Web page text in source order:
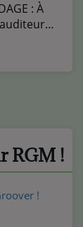
: À
RGM !
!